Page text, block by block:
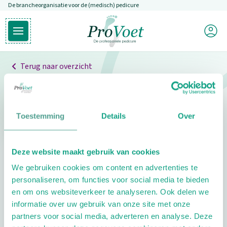
Toestemming Details Over
Deze website maakt gebruik van cookies
We gebruiken cookies om content en advertenties te
personaliseren, om functies voor social media te bieden
en om ons websiteverkeer te analyseren. Ook delen we
informatie over uw gebruik van onze site met onze
partners voor social media, adverteren en analyse. Deze
Overslaan en naar de inhoud gaan
De brancheorganisatie voor de (medisch) pedicure
Open hoofdmenu
Ga naar de homepagina
Mijn
Terug naar overzicht
Professionals
Pedicure niet gevonden
pedicure.